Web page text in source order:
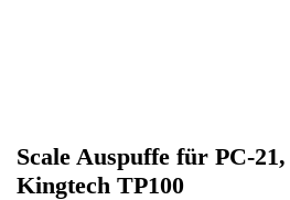
Scale Auspuffe für PC-
Kingtech TP100